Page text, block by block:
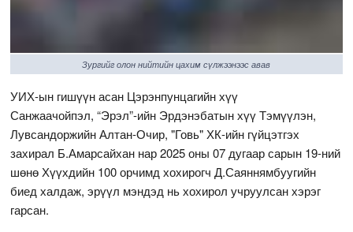
Зургийг олон нийтийн цахим сүлжээнээс авав
УИХ-ын гишүүн асан Цэрэнпунцагийн хүү
Санжаачойпэл, “Эрэл”-ийн Эрдэнэбатын хүү Тэмүүлэн,
Лувсандоржийн Алтан-Очир, "Говь" ХК-ийн гүйцэтгэх
захирал Б.Амарсайхан нар 2025 оны 07 дугаар сарын 19-ний
шөнө Хүүхдийн 100 орчимд хохирогч Д.Саяннямбуугийн
биед халдаж, эрүүл мэндэд нь хохирол учруулсан хэрэг
гарсан.